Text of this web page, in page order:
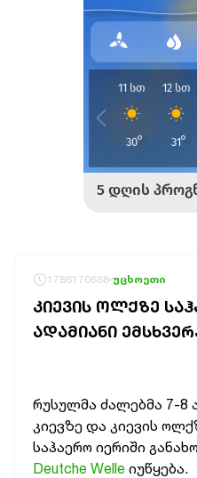
1786170668 უცხოეთი
ᲙᲘᲔᲕᲘᲡ ᲝᲚᲥᲖᲔ
ᲐᲓᲐᲛᲘᲐᲜᲘ
რუსულმა ძალებმა 7-8
კიევზე და კიევის
საჰაერო იერიში
Deutche Welle იუწყება.